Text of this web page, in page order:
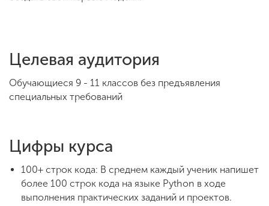
организации
Целевая аудитория
Обучающиеся 9 - 11 классов без предъявления
специальных требований
Цифры курса
100+ строк кода: В среднем каждый ученик напишет
более 100 строк кода на языке Python в ходе
выполнения практических заданий и проектов.